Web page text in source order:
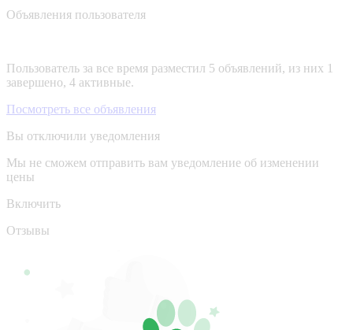
Объявления пользователя
Пользователь за все время разместил 5 объявлений, из них 1
завершено, 4 активные.
Посмотреть все объявления
Вы отключили уведомления
Мы не сможем отправить вам уведомление об изменении
цены
Включить
Отзывы